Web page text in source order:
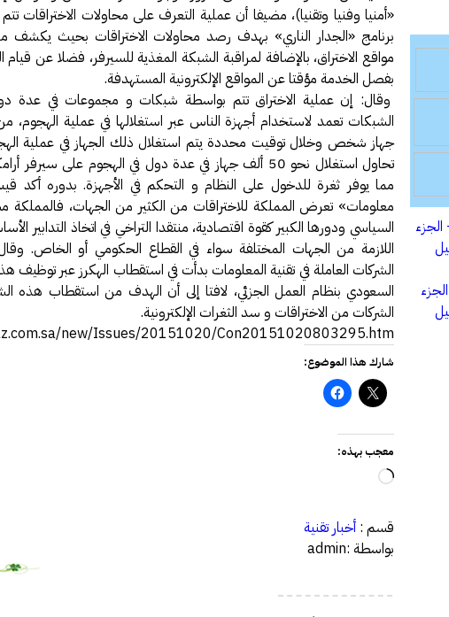
«أمنيا وفنيا وتقنيا)، مضيفا أن عملية التعرف على محاولات الاختراقات
برنامج «الجدار الناري» بهدف رصد محاولات الاختراقات بحيث
مواقع الاختراق، بالإضافة لمراقبة الشبكة المغذية للسيرفر، فضلا عن قيام
بفصل الخدمة مؤقتا عن المواقع الإلكترونية المستهدفة.
وقال: إن عملية الاختراق تتم بواسطة شبكات و مجموعات في عدة
الشبكات تعمد لاستخدام أجهزة الناس عبر استغلالها في عملية
جهاز شخص وخلال توقيت محددة يتم استغلال ذلك الجهاز في عملية
تحاول استغلال نحو 50 ألف جهاز في عدة دول في الهجوم على
مما يوفر ثغرة للدخول على النظام و التحكم في الأجهزة. بدوره أكد
معلومات» تعرض المملكة للاختراقات من الكثير من الجهات،
السياسي ودورها الكبير كقوة اقتصادية، منتقدا التراخي في اتخاذ التدابير
اللازمة من الجهات المختلفة سواء في القطاع الحكومي أو الخاص.
الشركات العاملة في تقنية المعلومات بدأت في استقطاب الهكرز عبر
السعودي بنظام العمل الجزئي، لافتا إلى أن الهدف من استقطاب هذه
الشركات من الاختراقات و سد الثغرات الإلكترونية.
new/Issues/20151020/Con20151020803295.htm
شارك هذا الموضوع:
معجب بهذه:
جاري
قسم : أخبار تقنية
بواسطة :admin